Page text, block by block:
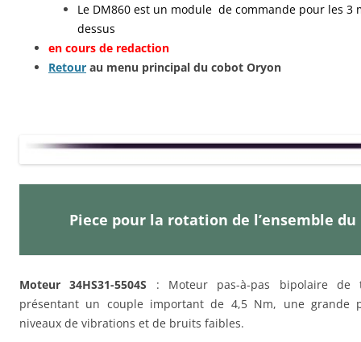
Le DM860 est un module de commande pour les 3
dessus
en cours de redaction
Retour au menu principal du cobot Oryon
Piece pour la rotation de l’ensemble
Moteur 34HS31-5504S : Moteur pas-à-pas bipolaire de
présentant un couple important de 4,5 Nm, une grande
niveaux de vibrations et de bruits faibles.